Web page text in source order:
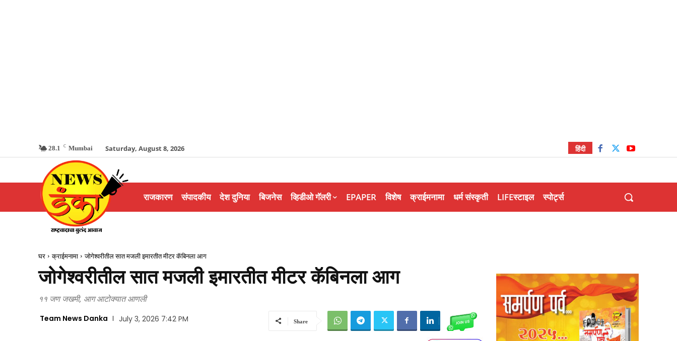
28.1 C Mumbai Saturday, August 8, 2026 हिंदी
राजकारण संपादकीय देश दुनिया बिजनेस व्हिडीओ गॅलरी EPAPER विशेष क्राईमनामा धर्म संस्कृती LIFEस्टाइल स्पोर्ट्स
घर क्राईमनामा जोगेश्वरीतील सात मजली इमारतीत मीटर कॅबिनला आग
जोगेश्वरीतील सात मजली इमारतीत मीटर कॅबिनला आग
११ जण जखमी, आग आटोक्यात आणली
Team News Danka July 3, 2026 7:42 PM Share